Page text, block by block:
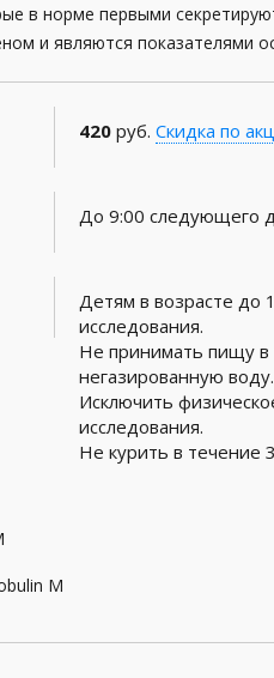
в норме первыми
и являются показателями
420 руб. Скидка по
До 9:00 следующего
Детям в возрасте до
исследования.
Не принимать пищу в
негазированную воду.
Исключить
исследования.
Не курить в течение
M